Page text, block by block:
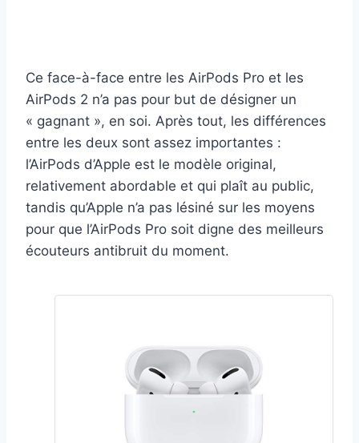
Ce face-à-face entre les AirPods Pro et les
AirPods 2 n’a pas pour but de désigner un
« gagnant », en soi. Après tout, les différences
entre les deux sont assez importantes :
l’AirPods d’Apple est le modèle original,
relativement abordable et qui plaît au public,
tandis qu’Apple n’a pas lésiné sur les moyens
pour que l’AirPods Pro soit digne des meilleurs
écouteurs antibruit du moment.